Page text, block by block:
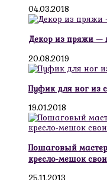
04.03.2018
Декор из пряжи —
20.08.2019
Пуфик для ног из
19.01.2018
Пошаговый
кресло-мешок